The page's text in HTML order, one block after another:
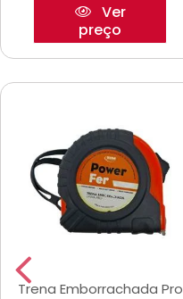
Ver
preço
Trena Emborrachada Pro